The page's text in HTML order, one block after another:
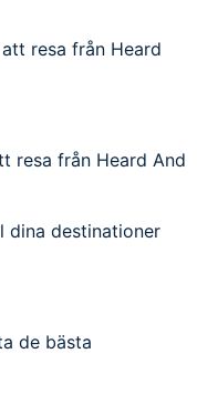
resa från Heard
resa från Heard And
dina destinationer
de bästa